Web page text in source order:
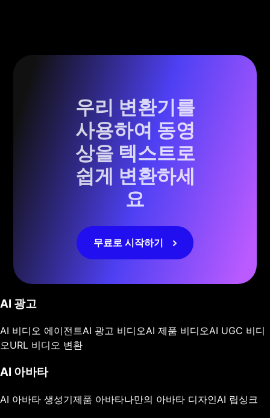
우리 변환기를
사용하여 동영
상을 텍스트로
쉽게 변환하세
요
무료로 시작하기
AI 광고
AI 비디오 에이전트AI 광고 비디오AI 제품 비디오AI UGC 비디
오URL 비디오 변환
AI 아바타
AI 아바타 생성기제품 아바타나만의 아바타 디자인AI 립싱크